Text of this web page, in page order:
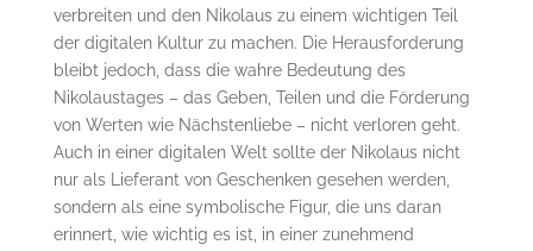
verbreiten und den Nikolaus zu einem wichtigen Teil
der digitalen Kultur zu machen. Die Herausforderung
bleibt jedoch, dass die wahre Bedeutung des
Nikolaustages – das Geben, Teilen und die Förderung
von Werten wie Nächstenliebe – nicht verloren geht.
Auch in einer digitalen Welt sollte der Nikolaus nicht
nur als Lieferant von Geschenken gesehen werden,
sondern als eine symbolische Figur, die uns daran
erinnert, wie wichtig es ist, in einer zunehmend